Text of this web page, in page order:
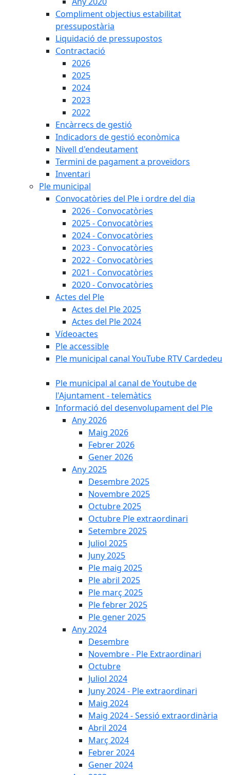
Compliment objectius estabilitat
pressupostària
Liquidació de pressupostos
Contractació
2026
2025
2024
2023
2022
Encàrrecs de gestió
Indicadors de gestió econòmica
Nivell d'endeutament
Termini de pagament a proveïdors
Inventari
Ple municipal
Convocatòries del Ple i ordre del dia
2026 - Convocatòries
2025 - Convocatòries
2024 - Convocatòries
2023 - Convocatòries
2022 - Convocatòries
2021 - Convocatòries
2020 - Convocatòries
Actes del Ple
Actes del Ple 2025
Actes del Ple 2024
Vídeoactes
Ple accessible
Ple municipal canal YouTube RTV Cardedeu
Ple municipal al canal de Youtube de
l'Ajuntament - telemàtics
Informació del desenvolupament del Ple
Any 2026
Maig 2026
Febrer 2026
Gener 2026
Any 2025
Desembre 2025
Novembre 2025
Octubre 2025
Octubre Ple extraordinari
Setembre 2025
Juliol 2025
Juny 2025
Ple maig 2025
Ple abril 2025
Ple març 2025
Ple febrer 2025
Ple gener 2025
Any 2024
Desembre
Novembre - Ple Extraordinari
Octubre
Juliol 2024
Juny 2024 - Ple extraordinari
Maig 2024
Maig 2024 - Sessió extraordinària
Abril 2024
Març 2024
Febrer 2024
Gener 2024